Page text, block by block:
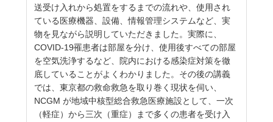
送受け入れから処置をするまでの流れや、使用され
ている医療機器、設備、情報管理システムなど、実
物を見ながら説明していただきました。実際に、
COVID-19罹患者は部屋を分け、使用後すべての部屋
を空気洗浄するなど、院内における感染症対策を徹
底していることがよくわかりました。その後の講義
では、東京都の救命救急を取り巻く現状を伺い、
NCGM が地域中核型総合救急医療施設として、一次
（軽症）から三次（重症）まで多くの患者を受け入